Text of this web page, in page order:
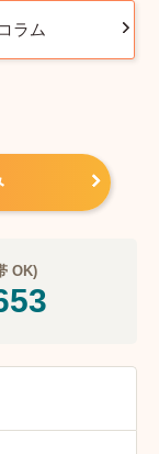
ラム
OK)